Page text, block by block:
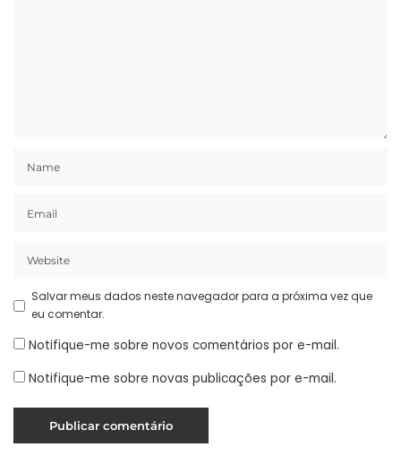
Salvar meus dados neste navegador para a próxima vez que
eu comentar.
Notifique-me sobre novos comentários por e-mail.
Notifique-me sobre novas publicações por e-mail.